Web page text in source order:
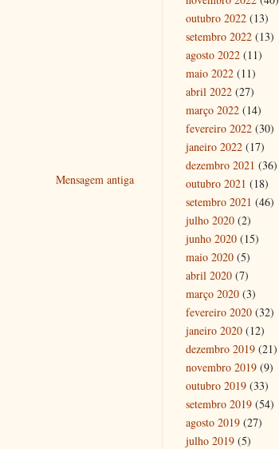
Mensagem antiga
outubro 2022 (13)
setembro 2022 (13)
agosto 2022 (11)
maio 2022 (11)
abril 2022 (27)
março 2022 (14)
fevereiro 2022 (30)
janeiro 2022 (17)
dezembro 2021 (36)
outubro 2021 (18)
setembro 2021 (46)
julho 2020 (2)
junho 2020 (15)
maio 2020 (5)
abril 2020 (7)
março 2020 (3)
fevereiro 2020 (32)
janeiro 2020 (12)
dezembro 2019 (21)
novembro 2019 (9)
outubro 2019 (33)
setembro 2019 (54)
agosto 2019 (27)
julho 2019 (5)